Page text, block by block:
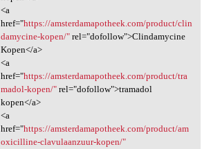
<a
href="https://amsterdamapotheek.com/product/clin
damycine-kopen/"rel="dofollow">Clindamycine
Kopen</a>
<a
href="https://amsterdamapotheek.com/product/tra
madol-kopen/"rel="dofollow">tramadol
kopen</a>
<a
href="https://amsterdamapotheek.com/product/am
oxicilline-clavulaanzuur-kopen/"